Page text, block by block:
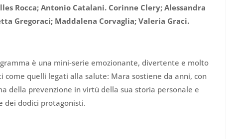
Rocca; Antonio Catalani. Corinne Clery; Alessandra
Gregoraci; Maddalena Corvaglia; Valeria Graci.
è una mini-serie emozionante, divertente e molto
quelli legati alla salute: Mara sostiene da anni, con
della prevenzione in virtù della sua storia personale e
dodici protagonisti.